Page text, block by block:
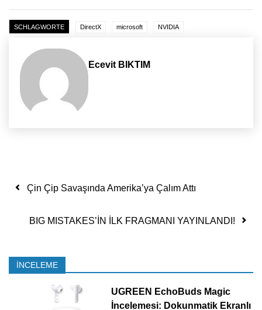
SCHLAGWORTE DirectX microsoft NVIDIA
Ecevit BIKTIM
Yazı dolaşımı
Çin Çip Savaşında Amerika’ya Çalım Attı
BIG MISTAKES’İN İLK FRAGMANI YAYINLANDI!
İNCELEME
UGREEN EchoBuds Magic
İncelemesi: Dokunmatik Ekranlı